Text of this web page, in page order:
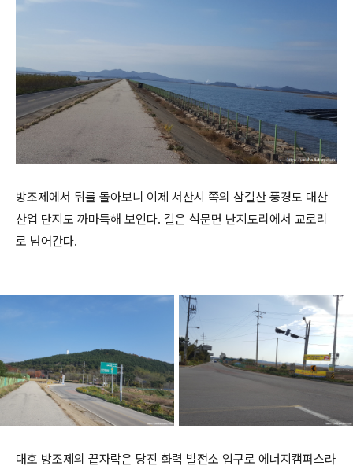
방조제에서 뒤를 돌아보니 이제 서산시 쪽의 삼길산 풍경도 대산
산업 단지도 까마득해 보인다. 길은 석문면 난지도리에서 교로리
로 넘어간다.
대호 방조제의 끝자락은 당진 화력 발전소 입구로 에너지캠퍼스라